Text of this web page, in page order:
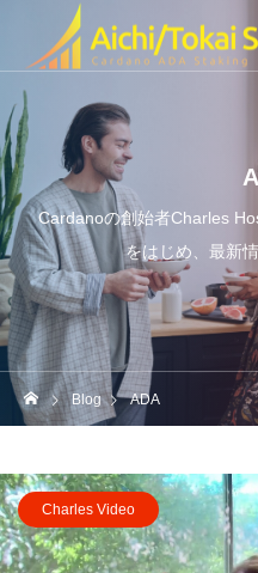
Cardanoの創始者Charles
をはじめ、最新
Blog ADA
Charles Video